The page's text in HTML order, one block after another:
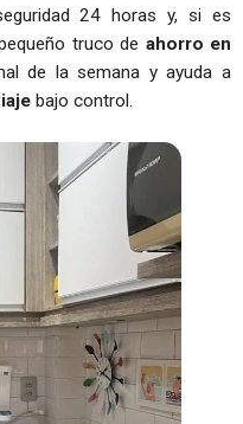
24 horas y, si es
truco de ahorro en
de la semana y ayuda a
bajo control.